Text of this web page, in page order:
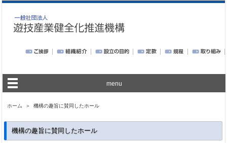
menu
ホーム ＞ 機構の趣旨に賛同したホール
機構の趣旨に賛同したホール